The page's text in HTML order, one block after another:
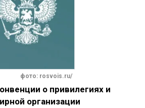
фото: rosvois.ru/
о привилегиях и
организации